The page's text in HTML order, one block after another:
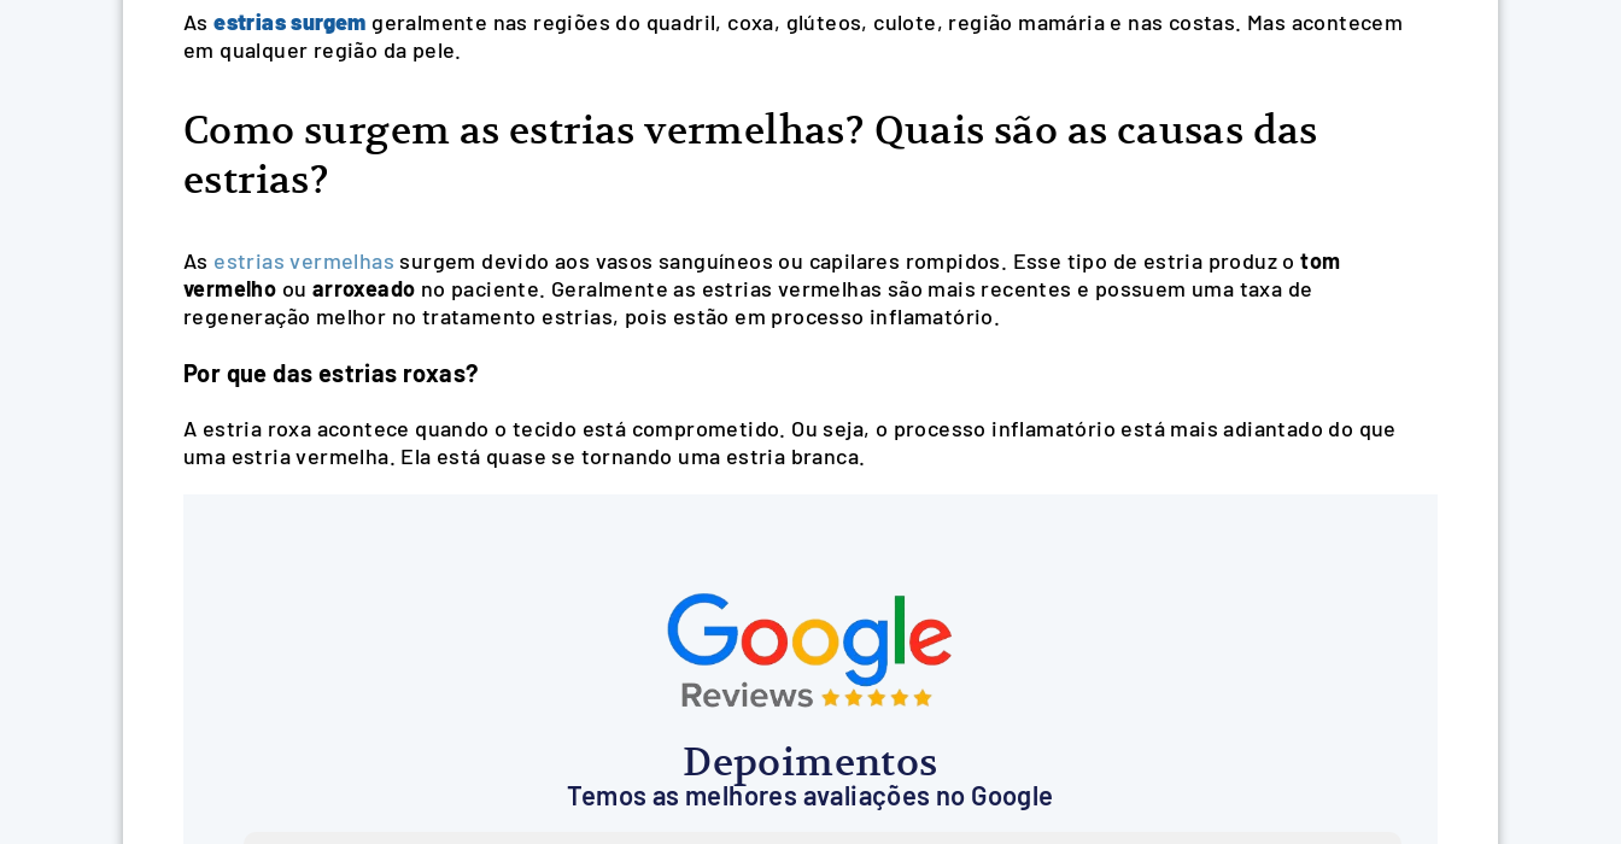
As estrias surgem geralmente nas regiões do quadril, coxa, glúteos, culote, região mamária e nas costas. Mas acontecem
em qualquer região da pele.
Como surgem as estrias vermelhas? Quais são as causas das
estrias?
As estrias vermelhas surgem devido aos vasos sanguíneos ou capilares rompidos. Esse tipo de estria produz o tom
vermelho ou arroxeado no paciente. Geralmente as estrias vermelhas são mais recentes e possuem uma taxa de
regeneração melhor no tratamento estrias, pois estão em processo inflamatório.
Por que das estrias roxas?
A estria roxa acontece quando o tecido está comprometido. Ou seja, o processo inflamatório está mais adiantado do que
uma estria vermelha. Ela está quase se tornando uma estria branca.
Depoimentos
Temos as melhores avaliações no Google